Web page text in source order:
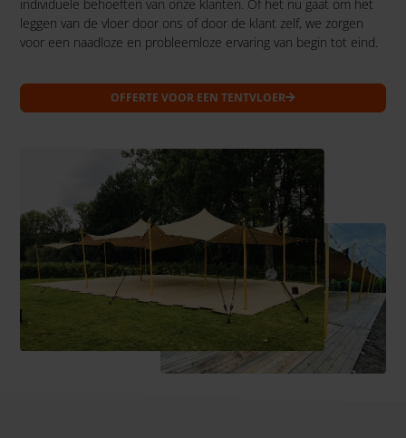
individuele behoeften van onze klanten. Of het nu gaat om het
leggen van de vloer door ons of door de klant zelf, we zorgen
voor een naadloze en probleemloze ervaring van begin tot eind.
OFFERTE VOOR EEN TENTVLOER